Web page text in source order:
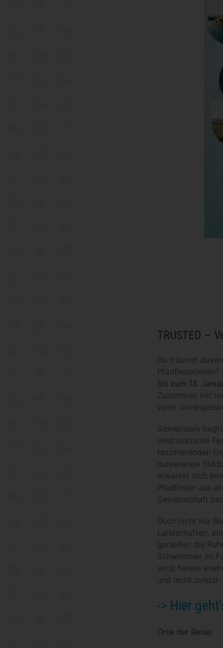
TRUSTED –
Du träumst
PfadfinderInnen?
bis zum 13.
Zusammen mit
voller
Gemeinsam
eindrucksvolle
faszinierenden
pulsierende
erwartet dich
Pfadfinder aus
Gemeinschaft
Doch nicht nur
Landschaften,
genießen die
Schwimmen im
wirst Neues
und nicht
-> Hier
Orte der Reise: